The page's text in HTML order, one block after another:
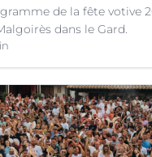
de la fête votive
dans le Gard.